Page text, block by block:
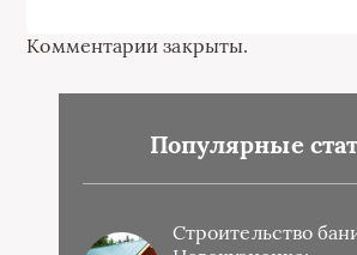
Комментарии закрыты.
Популярные
Строительство